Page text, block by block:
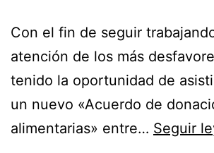
Con el fin de seguir
atención de los más
tenido la oportunidad de
un nuevo «Acuerdo de
alimentarias» entre… Seguir